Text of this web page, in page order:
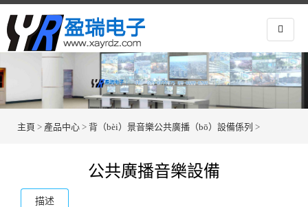
主頁 > 產品中心 > 背（bèi）景音樂公共廣播（bō）設備係列 >
公共廣播音樂設備
描述